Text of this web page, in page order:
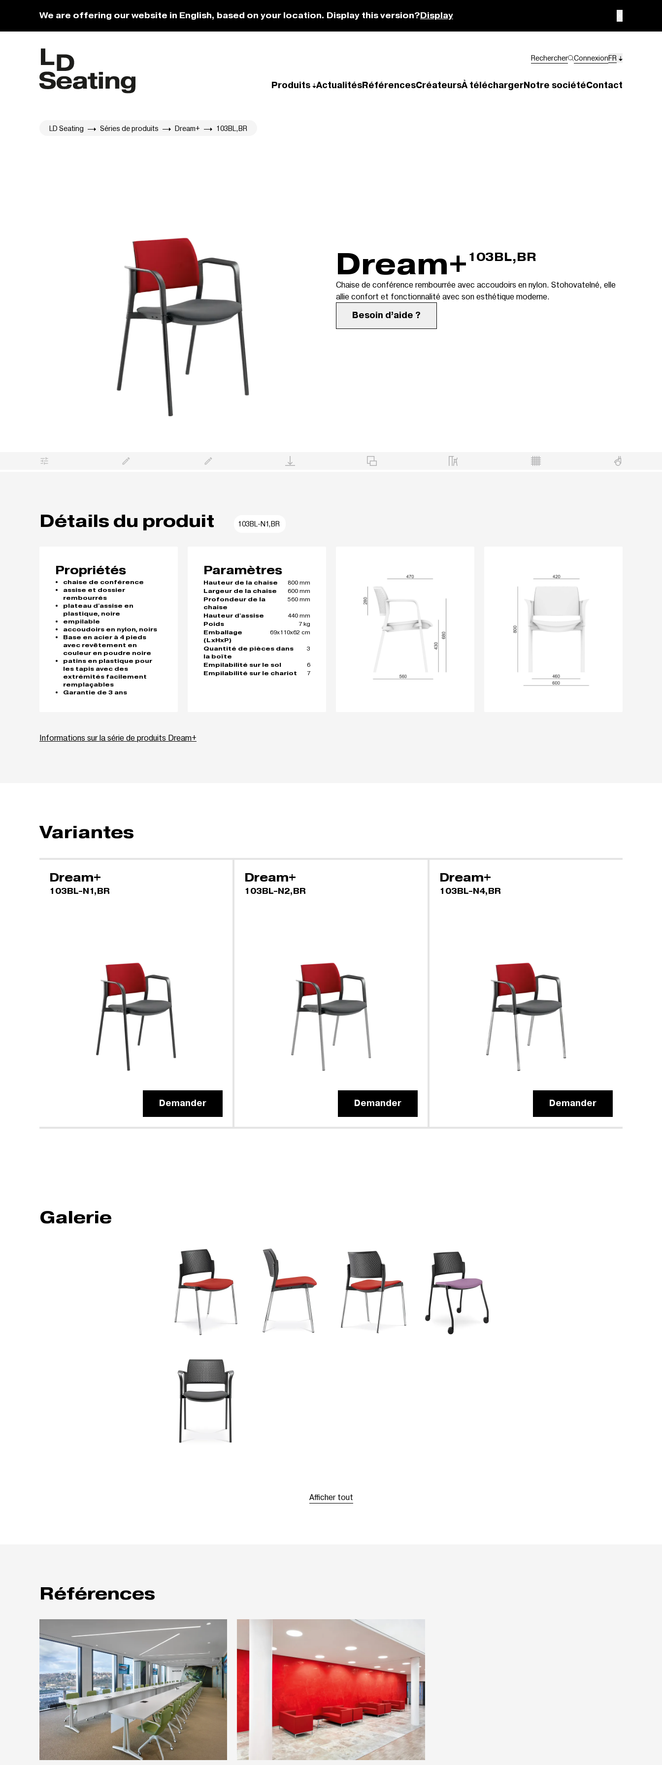
We are offering our website in English, based on your location. Display this version?Display
Rechercher ConnexionFR
Produits ActualitésRéférencesCréateursÀ téléchargerNotre sociétéContact
LD Seating Séries de produits Dream+ 103BL,BR
Dream+ 103BL,BR
Chaise de conférence rembourrée avec accoudoirs en nylon. Stohovatelné, elle
allie confort et fonctionnalité avec son esthétique moderne.
Besoin d’aide ?
Détails du produit 103BL-N1,BR
Propriétés
chaise de conférence
assise et dossier
rembourrés
plateau d'assise en
plastique, noire
empilable
accoudoirs en nylon, noirs
Base en acier à 4 pieds
avec revêtement en
couleur en poudre noire
patins en plastique pour
les tapis avec des
extrémités facilement
remplaçables
Garantie de 3 ans
Paramètres
Hauteur de la chaise
800 mm
Largeur de la chaise
600 mm
Profondeur de la
chaise
560 mm
Hauteur d'assise
440 mm
Poids
7 kg
Emballage
(LxHxP)
69x110x62 cm
Quantité de pièces dans
la boîte
3
Empilabilité sur le sol
6
Empilabilité sur le chariot
7
Informations sur la série de produits Dream+
Variantes
Dream+
103BL-N1,BR
Demander
Dream+
103BL-N2,BR
Demander
Dream+
103BL-N4,BR
Demander
Galerie
Afficher tout
Références